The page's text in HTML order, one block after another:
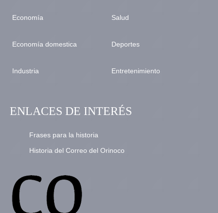
Economía
Economía domestica
Industria
Salud
Deportes
Entretenimiento
ENLACES DE INTERÉS
Frases para la historia
Historia del Correo del Orinoco